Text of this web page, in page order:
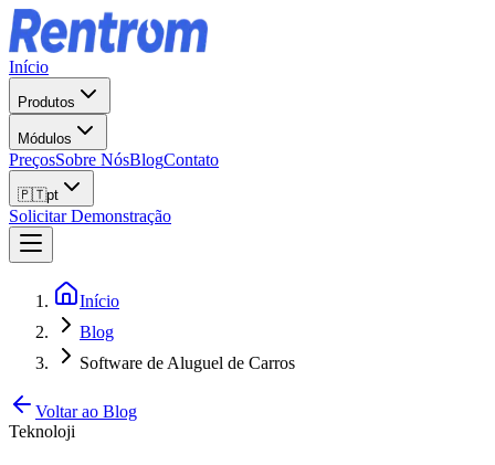
Início
Produtos
Módulos
PreçosSobre NósBlogContato
🇵🇹pt
Solicitar Demonstração
Início
Blog
Software de Aluguel de Carros
Voltar ao Blog
Teknoloji